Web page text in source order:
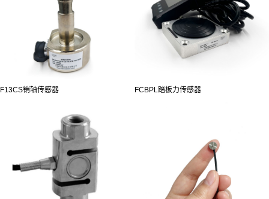
F13CS销轴传感器 FCBPL踏板力传感器